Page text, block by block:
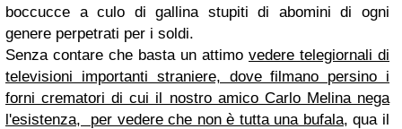
boccucce a culo di gallina stupiti di abomini di ogni
genere perpetrati per i soldi.
Senza contare che basta un attimo vedere telegiornali di
televisioni importanti straniere, dove filmano persino i
forni crematori di cui il nostro amico Carlo Melina nega
l'esistenza, per vedere che non è tutta una bufala, qua il